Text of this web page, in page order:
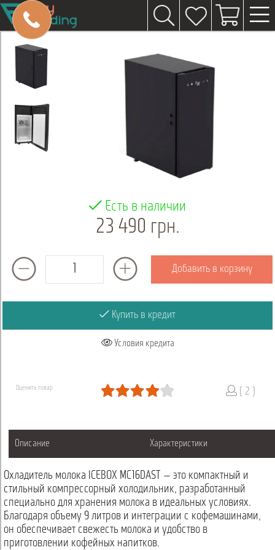
Есть в наличии
23 490 грн.
Добавить в корзину
Купить в кредит
Условия кредита
Оценить товар ( 2 )
Описание Характеристики
Охладитель молока ICEBOX MC16DAST — это компактный и
стильный компрессорный холодильник, разработанный
специально для хранения молока в идеальных условиях.
Благодаря объему 9 литров и интеграции с кофемашинами,
он обеспечивает свежесть молока и удобство в
приготовлении кофейных напитков.